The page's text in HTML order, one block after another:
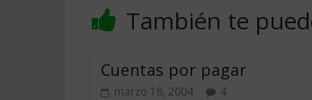
También te
Cuentas por pagar
marzo 18, 2004 4